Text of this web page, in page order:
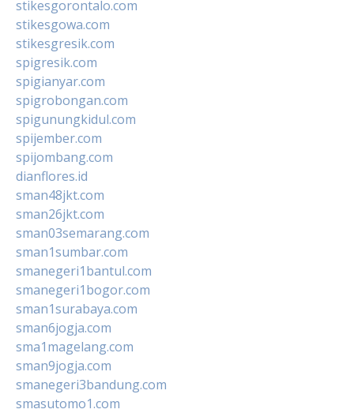
stikesgorontalo.com
stikesgowa.com
stikesgresik.com
spigresik.com
spigianyar.com
spigrobongan.com
spigunungkidul.com
spijember.com
spijombang.com
dianflores.id
sman48jkt.com
sman26jkt.com
sman03semarang.com
sman1sumbar.com
smanegeri1bantul.com
smanegeri1bogor.com
sman1surabaya.com
sman6jogja.com
sma1magelang.com
sman9jogja.com
smanegeri3bandung.com
smasutomo1.com